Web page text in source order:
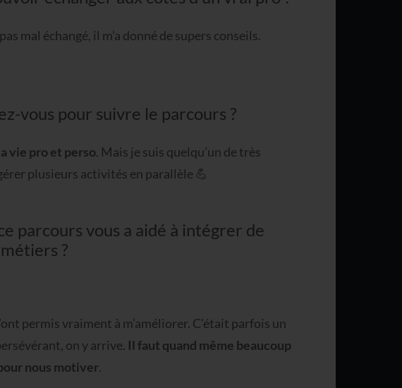
mal échangé, il m’a donné de supers conseils.
vous pour suivre le parcours ?
vie pro et perso. Mais je suis quelqu’un de très
plusieurs activités en parallèle 💪
parcours vous a aidé à intégrer de
?
permis vraiment à m’améliorer. C’était parfois un
on y arrive. Il faut quand même beaucoup
nous motiver.